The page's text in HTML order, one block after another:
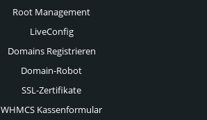
Root Management
LiveConfig
Domains Registrieren
Domain-Robot
SSL-Zertifikate
WHMCS Kassenformular